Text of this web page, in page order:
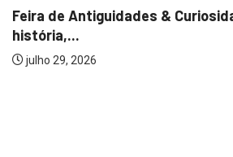
Feira de Antiguidades &
história,...
julho 29, 2026